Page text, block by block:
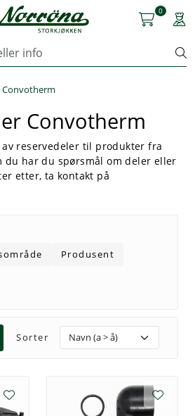
0
Convotherm
Convotherm
reservedeler til produkter fra
du har du spørsmål om deler eller
etter, ta kontakt på
Produsent
Sorter